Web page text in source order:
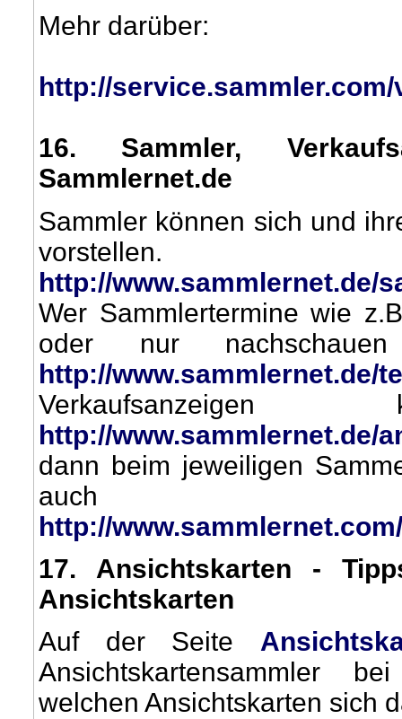
Mehr darüber:
http://
16. Sammler,
Sammlernet.de
Sammler können sich und
vorstellen.
http://www.sammlernet.de/
Wer Sammlertermine wie
oder nur
http://www.sammlernet.de/
http://www.sammlernet.de/
dann beim jeweiligen
auch
http://
17. Ansichtskarten -
Ansichtskarten
Auf der Seite
Ansichtskartensammler
welchen Ansichtskarten sich